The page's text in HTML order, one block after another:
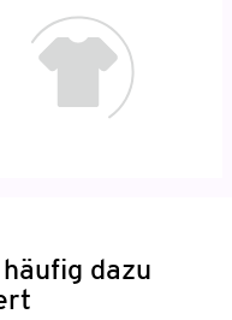
dazu